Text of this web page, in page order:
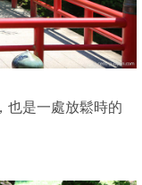
也是一處放鬆時的